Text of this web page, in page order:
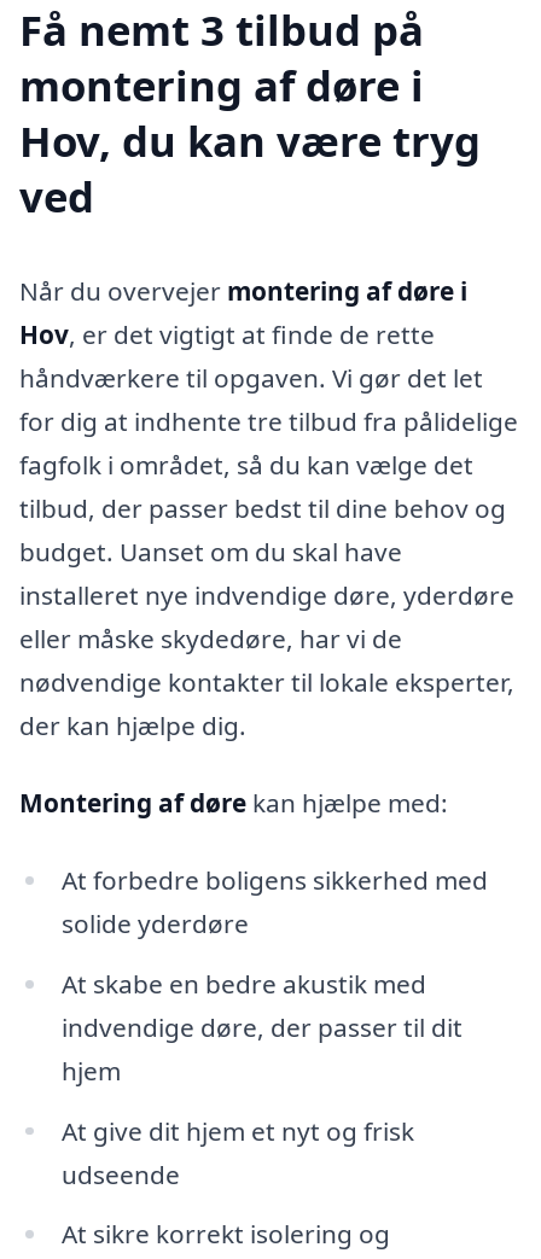
Få nemt 3 tilbud på
montering af døre i
Hov, du kan være tryg
ved
Når du overvejer montering af døre i
Hov, er det vigtigt at finde de rette
håndværkere til opgaven. Vi gør det let
for dig at indhente tre tilbud fra pålidelige
fagfolk i området, så du kan vælge det
tilbud, der passer bedst til dine behov og
budget. Uanset om du skal have
installeret nye indvendige døre, yderdøre
eller måske skydedøre, har vi de
nødvendige kontakter til lokale eksperter,
der kan hjælpe dig.
Montering af døre kan hjælpe med:
At forbedre boligens sikkerhed med
solide yderdøre
At skabe en bedre akustik med
indvendige døre, der passer til dit
hjem
At give dit hjem et nyt og frisk
udseende
At sikre korrekt isolering og